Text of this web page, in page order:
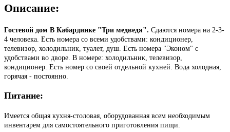
Описание:
Гостевой дом В Кабардинке "Три медведя". Сдаются номера на 2-3-
4 человека. Есть номера со всеми удобствами: кондиционер,
телевизор, холодильник, туалет, душ. Есть номера "Эконом" с
удобствами во дворе. В номере: холодильник, телевизор,
кондиционер. Есть номер со своей отдельной кухней. Вода холодная,
горячая - постоянно.
Питание:
Имеется общая кухня-столовая, оборудованная всем необходимым
инвентарем для самостоятельного приготовления пищи.